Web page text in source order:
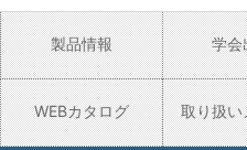
製品情報 学会
WEBカタログ 取り扱